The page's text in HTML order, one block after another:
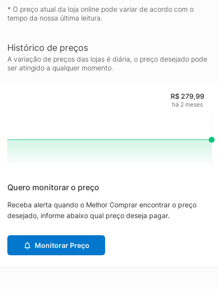
* O preço atual da loja online pode variar de acordo com o
tempo da nossa última leitura.
Histórico de preços
A variação de preços das lojas é diária, o preço desejado pode
ser atingido a qualquer momento.
R$ 279,99
há 2 meses
Quero monitorar o preço
Receba alerta quando o Melhor Comprar encontrar o preço
desejado, informe abaixo qual preço deseja pagar.
Monitorar Preço